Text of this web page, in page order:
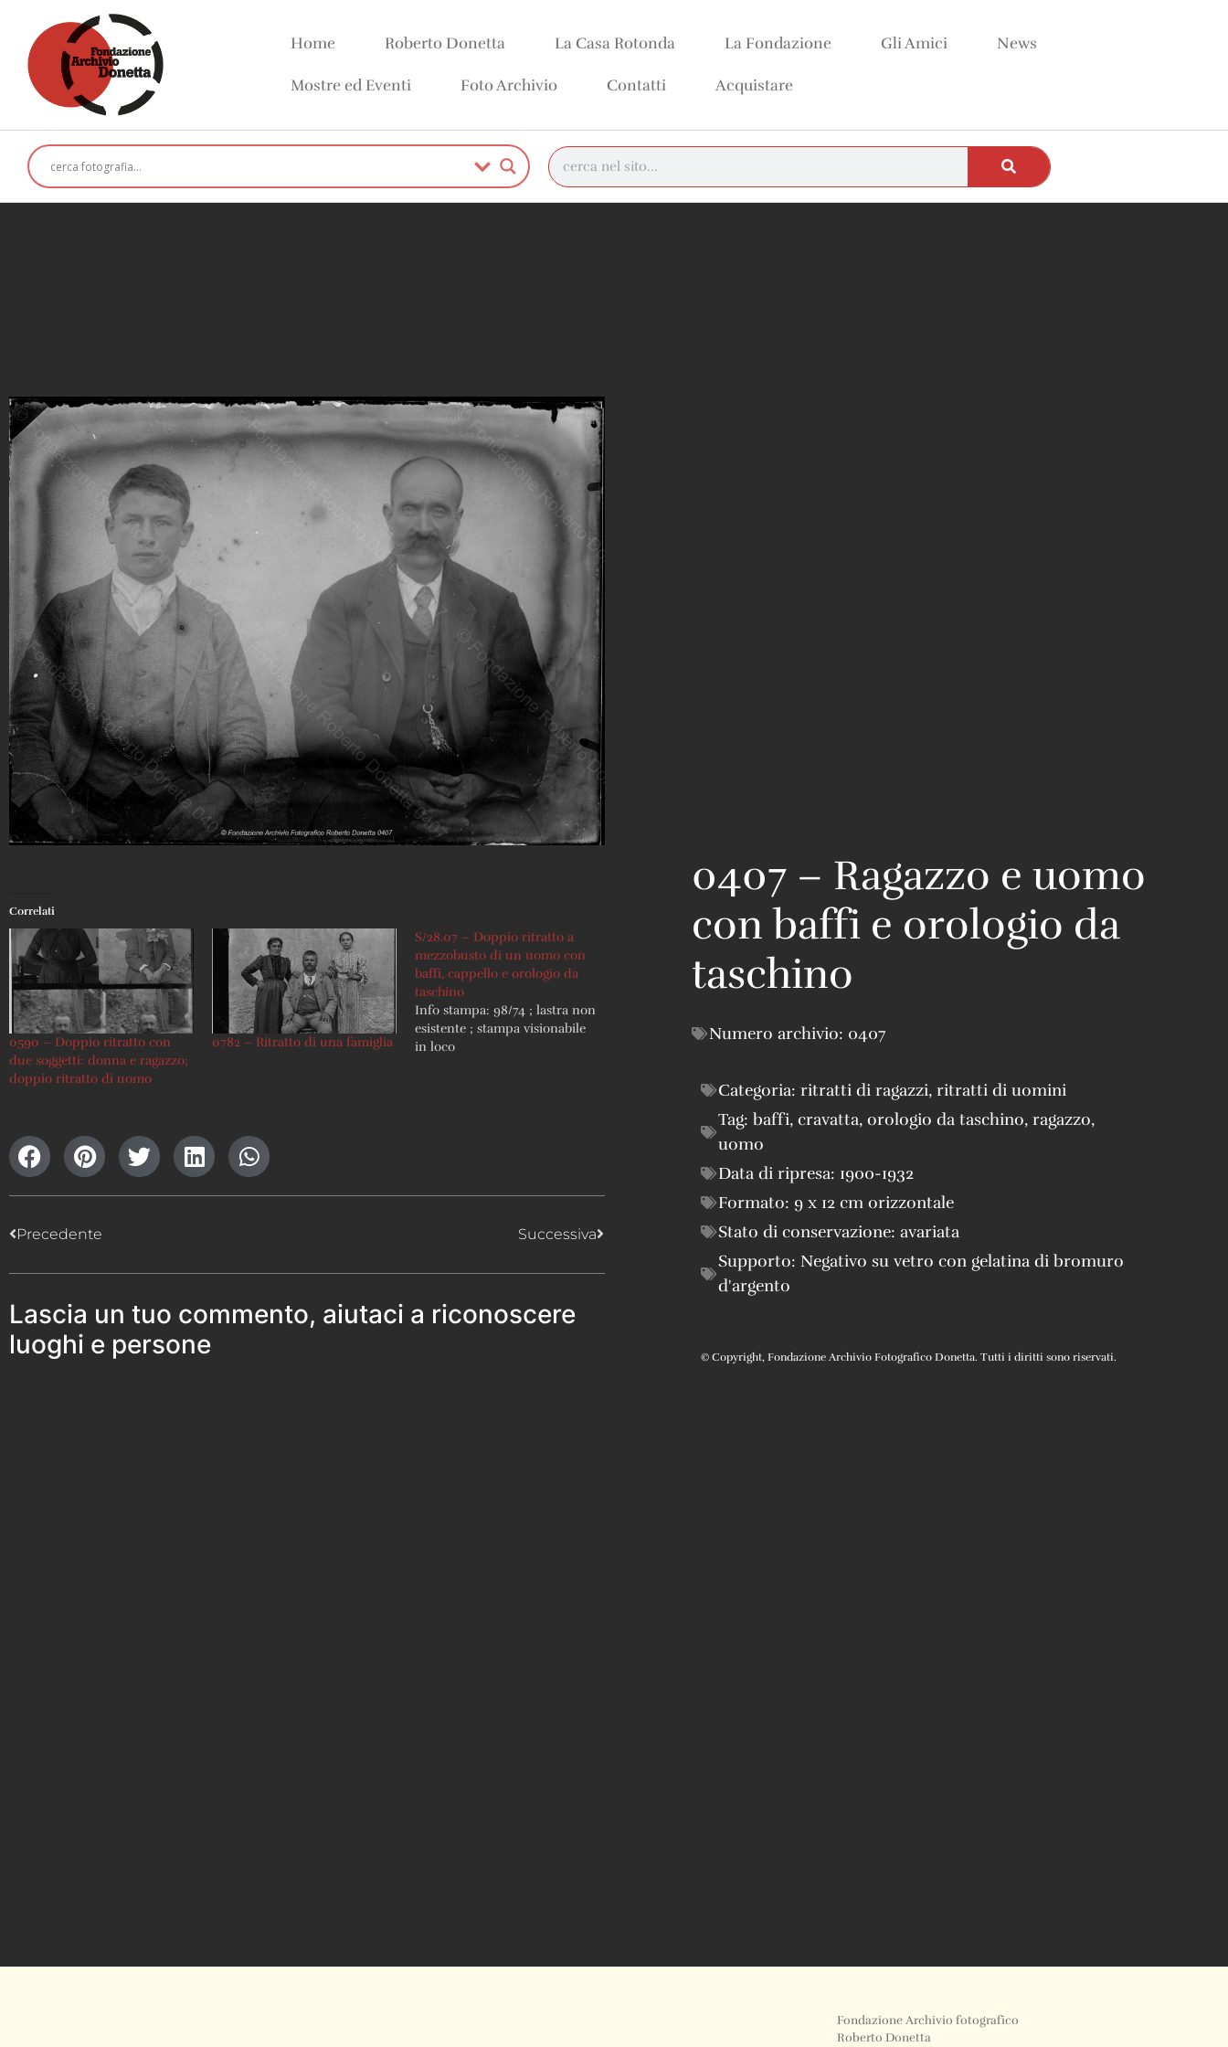
Home Roberto Donetta La Casa Rotonda La Fondazione Gli Amici News
Mostre ed Eventi Foto Archivio Contatti Acquistare
Correlati
0590 – Doppio ritratto con
due soggetti: donna e ragazzo;
doppio ritratto di uomo
0782 – Ritratto di una famiglia
S/28.07 – Doppio ritratto a
mezzobusto di un uomo con
baffi, cappello e orologio da
taschino
Info stampa: 98/74 ; lastra non
esistente ; stampa visionabile
in loco
Precedente Successiva
Lascia un tuo commento, aiutaci a riconoscere
luoghi e persone
0407 – Ragazzo e uomo
con baffi e orologio da
taschino
Numero archivio: 0407
Categoria: ritratti di ragazzi, ritratti di uomini
Tag: baffi, cravatta, orologio da taschino, ragazzo,
uomo
Data di ripresa: 1900-1932
Formato: 9 x 12 cm orizzontale
Stato di conservazione: avariata
Supporto: Negativo su vetro con gelatina di bromuro
d'argento
© Copyright, Fondazione Archivio Fotografico Donetta. Tutti i diritti sono riservati.
Fondazione Archivio fotografico
Roberto Donetta